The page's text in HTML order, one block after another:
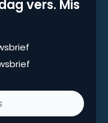
vers. Mis